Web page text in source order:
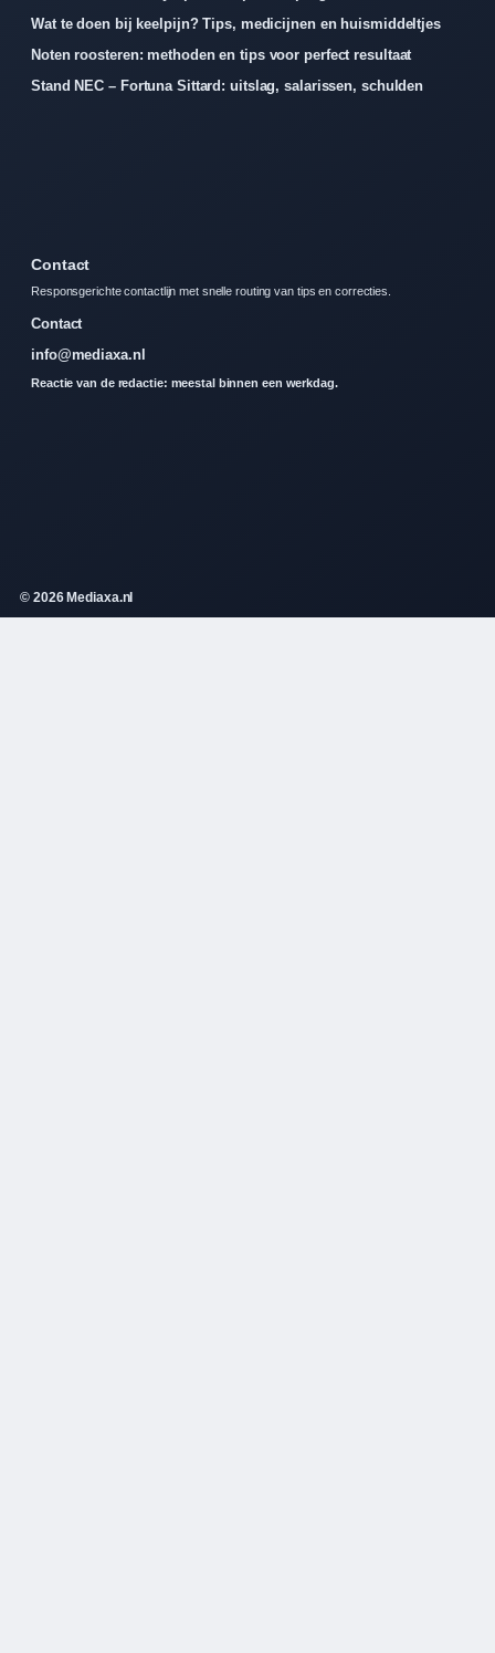
Wat te doen bij keelpijn? Tips, medicijnen en huismiddeltjes
Noten roosteren: methoden en tips voor perfect resultaat
Stand NEC – Fortuna Sittard: uitslag, salarissen, schulden
Contact
Responsgerichte contactlijn met snelle routing van tips en correcties.
Contact
info@mediaxa.nl
Reactie van de redactie: meestal binnen een werkdag.
© 2026 Mediaxa.nl